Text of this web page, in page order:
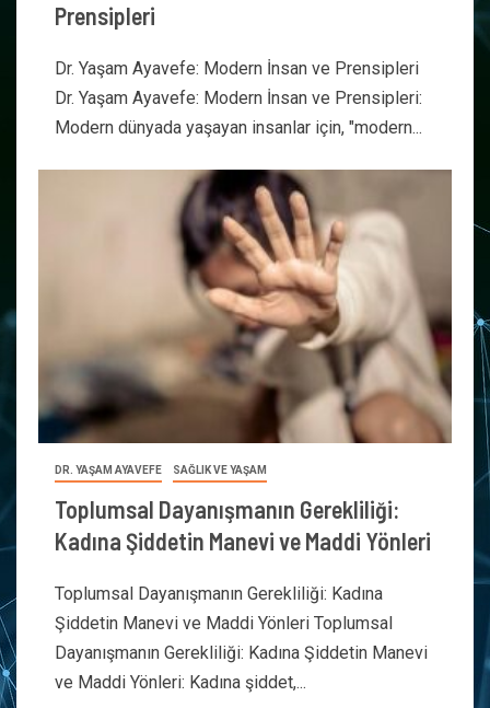
Prensipleri
Dr. Yaşam Ayavefe: Modern İnsan ve Prensipleri
Dr. Yaşam Ayavefe: Modern İnsan ve Prensipleri:
Modern dünyada yaşayan insanlar için, "modern...
DR. YAŞAM AYAVEFE SAĞLIK VE YAŞAM
Toplumsal Dayanışmanın Gerekliliği:
Kadına Şiddetin Manevi ve Maddi Yönleri
Toplumsal Dayanışmanın Gerekliliği: Kadına
Şiddetin Manevi ve Maddi Yönleri Toplumsal
Dayanışmanın Gerekliliği: Kadına Şiddetin Manevi
ve Maddi Yönleri: Kadına şiddet,...